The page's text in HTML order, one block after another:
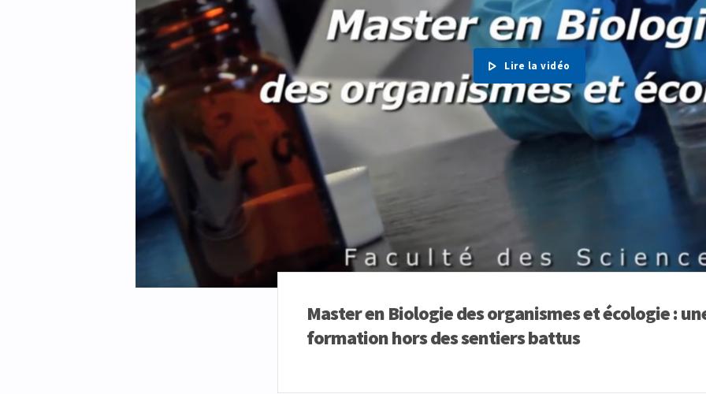
Lire la vidéo
Master en Biologie des organismes et écologie :
formation hors des sentiers battus